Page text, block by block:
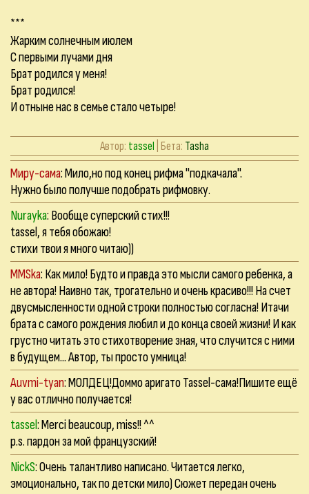
***
Жарким солнечным июлем
С первыми лучами дня
Брат родился у меня!
Брат родился!
И отныне нас в семье стало четыре!
Автор: tassel | Бета: Tasha
Миру-сама: Мило,но под конец рифма "подкачала".
Нужно было получше подобрать рифмовку.
Nurayka: Вообще суперский стих!!!
tassel, я тебя обожаю!
стихи твои я много читаю))
MMSka: Как мило! Будто и правда это мысли самого ребенка, а
не автора! Наивно так, трогательно и очень красиво!!! На счет
двусмысленности одной строки полностью согласна! Итачи
брата с самого рождения любил и до конца своей жизни! И как
грустно читать это стихотворение зная, что случится с ними
в будущем... Автор, ты просто умница!
Auvmi-tyan: МОЛДЕЦ!Доммо аригато Таssel-сама!Пишите ещё
у вас отлично получается!
tassel: Merci beaucoup, miss!! ^^
p.s. пардон за мой французский!
NickS: Очень талантливо написано. Читается легко,
эмоционально, так по детски мило) Сюжет передан очень